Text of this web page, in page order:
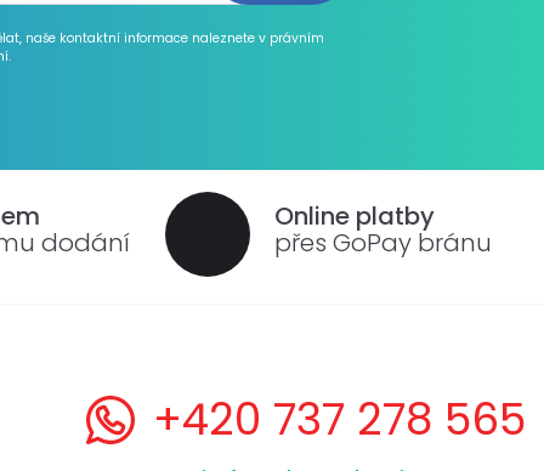
naše kontaktní informace naleznete v právním
dodání
Online platby
přes GoPay bránu
+420 737 278 565